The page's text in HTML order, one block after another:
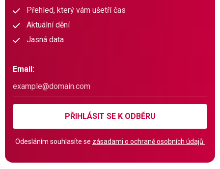
Přehled, který vám ušetří čas
Aktuální dění
Jasná data
Email:
PŘIHLÁSIT SE K ODBĚRU
Odesláním souhlasíte se zásadami o ochraně osobních údajů.